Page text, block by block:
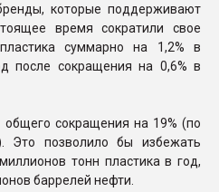
которые поддерживают
время сократили свое
суммарно на 1,2% в
после сокращения на 0,6% в
сокращения на 19% (по
Это позволило бы избежать
тонн пластика в год,
баррелей нефти.